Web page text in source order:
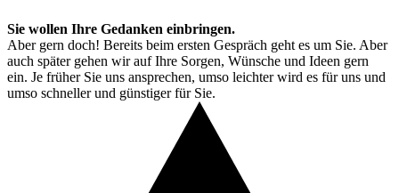
Sie wollen Ihre Gedanken einbringen.
Aber gern doch! Bereits beim ersten Gespräch geht es um Sie. Aber
auch später gehen wir auf Ihre Sorgen, Wünsche und Ideen gern
ein. Je früher Sie uns ansprechen, umso leichter wird es für uns und
umso schneller und günstiger für Sie.